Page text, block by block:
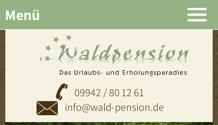
09942 / 80 12 61
info@wald-pension.de
Menü